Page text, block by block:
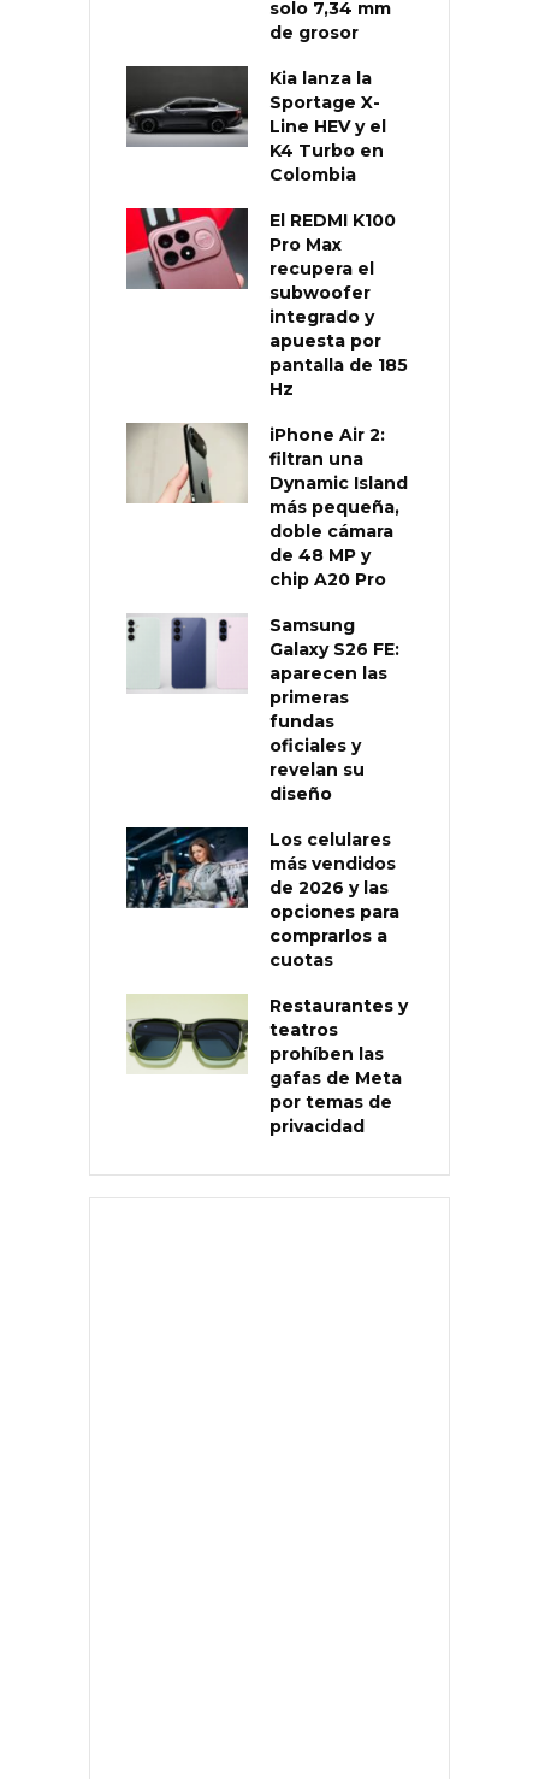
solo 7,34 mm
de grosor
Kia lanza la
Sportage X-
Line HEV y el
K4 Turbo en
Colombia
El REDMI K100
Pro Max
recupera el
subwoofer
integrado y
apuesta por
pantalla de 185
Hz
iPhone Air 2:
filtran una
Dynamic Island
más pequeña,
doble cámara
de 48 MP y
chip A20 Pro
Samsung
Galaxy S26 FE:
aparecen las
primeras
fundas
oficiales y
revelan su
diseño
Los celulares
más vendidos
de 2026 y las
opciones para
comprarlos a
cuotas
Restaurantes y
teatros
prohíben las
gafas de Meta
por temas de
privacidad